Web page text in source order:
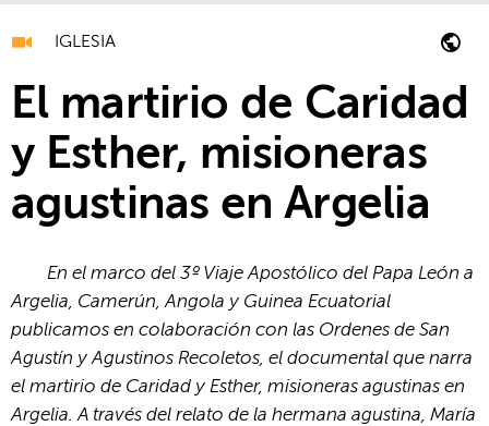
IGLESIA
El martirio de Caridad
y Esther, misioneras
agustinas en Argelia
En el marco del 3º Viaje Apostólico del Papa León a
Argelia, Camerún, Angola y Guinea Ecuatorial
publicamos en colaboración con las Ordenes de San
Agustín y Agustinos Recoletos, el documental que narra
el martirio de Caridad y Esther, misioneras agustinas en
Argelia. A través del relato de la hermana agustina, María